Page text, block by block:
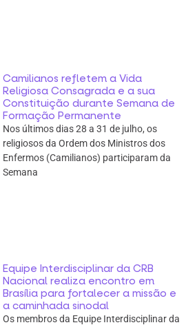
Camilianos refletem a Vida
Religiosa Consagrada e a sua
Constituição durante Semana de
Formação Permanente
Nos últimos dias 28 a 31 de julho, os
religiosos da Ordem dos Ministros dos
Enfermos (Camilianos) participaram da
Semana
Equipe Interdisciplinar da CRB
Nacional realiza encontro em
Brasília para fortalecer a missão e
a caminhada sinodal
Os membros da Equipe Interdisciplinar da